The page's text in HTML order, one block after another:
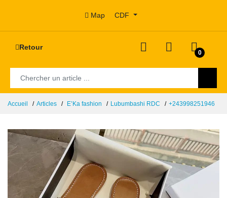
Map CDF
Retour
0
Accueil Articles E’Ka fashion Lubumbashi RDC +243998251946